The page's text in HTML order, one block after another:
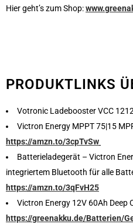
Hier geht’s zum Shop:
PRODUKTLINKS
Votronic Ladebooster VCC
Victron Energy MPPT 75|15
https://amzn.to/3cpTvSw
Batterieladegerät – Victron
integriertem Bluetooth für alle
https://amzn.to/3qFvH25
Victron Energy 12V 60Ah Deep
https://greenakku.de/Batterien/